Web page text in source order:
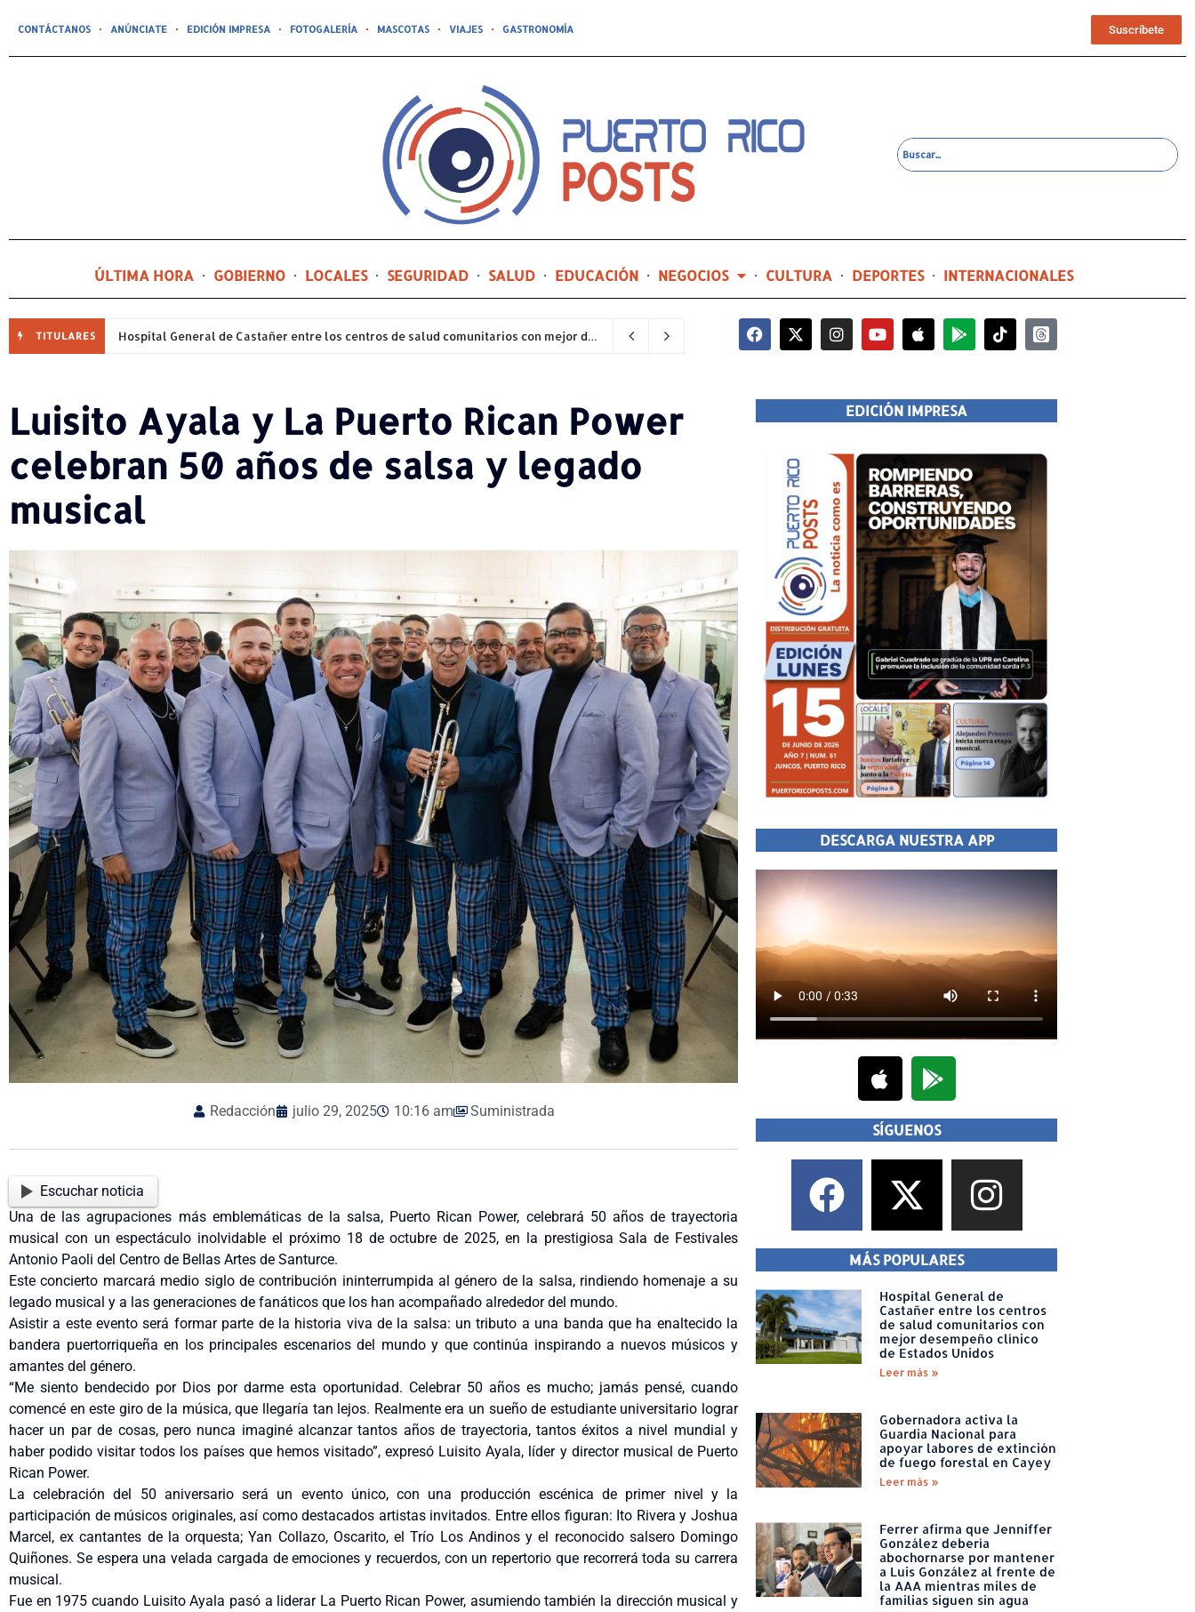
CONTÁCTANOS ANÚNCIATE EDICIÓN IMPRESA FOTOGALERÍA MASCOTAS VIAJES GASTRONOMÍA Suscríbete
ÚLTIMA HORA GOBIERNO LOCALES SEGURIDAD SALUD EDUCACIÓN NEGOCIOS CULTURA DEPORTES INTERNACIONALES
TITULARES Hospital General de Castañer entre los centros de salud comunitarios con mejor desempeño clínico de Estados Unidos 2 días ago
Luisito Ayala y La Puerto Rican Power
celebran 50 años de salsa y legado
musical
Redacción julio 29, 2025 10:16 am Suministrada
Escuchar noticia
Una de las agrupaciones más emblemáticas de la salsa, Puerto Rican Power, celebrará 50 años de trayectoria
musical con un espectáculo inolvidable el próximo 18 de octubre de 2025, en la prestigiosa Sala de Festivales
Antonio Paoli del Centro de Bellas Artes de Santurce.
Este concierto marcará medio siglo de contribución ininterrumpida al género de la salsa, rindiendo homenaje a su
legado musical y a las generaciones de fanáticos que los han acompañado alrededor del mundo.
Asistir a este evento será formar parte de la historia viva de la salsa: un tributo a una banda que ha enaltecido la
bandera puertorriqueña en los principales escenarios del mundo y que continúa inspirando a nuevos músicos y
amantes del género.
“Me siento bendecido por Dios por darme esta oportunidad. Celebrar 50 años es mucho; jamás pensé, cuando
comencé en este giro de la música, que llegaría tan lejos. Realmente era un sueño de estudiante universitario lograr
hacer un par de cosas, pero nunca imaginé alcanzar tantos años de trayectoria, tantos éxitos a nivel mundial y
haber podido visitar todos los países que hemos visitado”, expresó Luisito Ayala, líder y director musical de Puerto
Rican Power.
La celebración del 50 aniversario será un evento único, con una producción escénica de primer nivel y la
participación de músicos originales, así como destacados artistas invitados. Entre ellos figuran: Ito Rivera y Joshua
Marcel, ex cantantes de la orquesta; Yan Collazo, Oscarito, el Trío Los Andinos y el reconocido salsero Domingo
Quiñones. Se espera una velada cargada de emociones y recuerdos, con un repertorio que recorrerá toda su carrera
musical.
Fue en 1975 cuando Luisito Ayala pasó a liderar La Puerto Rican Power, asumiendo también la dirección musical y
EDICIÓN IMPRESA
DESCARGA NUESTRA APP
SÍGUENOS
MÁS POPULARES
Hospital General de
Castañer entre los centros
de salud comunitarios con
mejor desempeño clínico
de Estados Unidos
Leer más »
Gobernadora activa la
Guardia Nacional para
apoyar labores de extinción
de fuego forestal en Cayey
Leer más »
Ferrer afirma que Jenniffer
González debería
abochornarse por mantener
a Luis González al frente de
la AAA mientras miles de
familias siguen sin agua